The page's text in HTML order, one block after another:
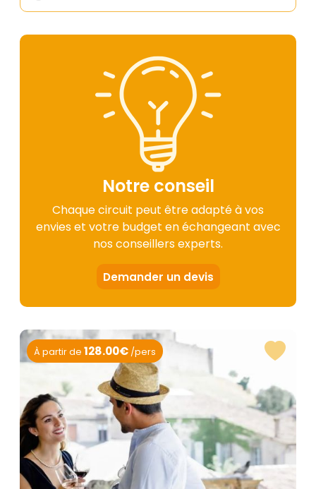
Notre conseil
Chaque circuit peut être adapté à vos
envies et votre budget en échangeant avec
nos conseillers experts.
Demander un devis
À partir de 128.00€ /pers